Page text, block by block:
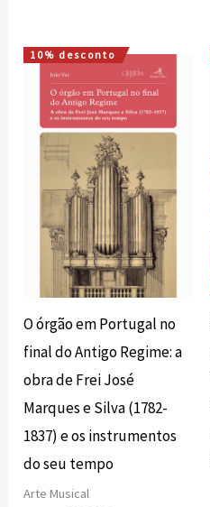
10% desconto
O órgão em Portugal no
final do Antigo Regime: a
obra de Frei José
Marques e Silva (1782-
1837) e os instrumentos
do seu tempo
Arte Musical
O
preço
original
era:
18,00 €.
O
preço
atual
é:
16,20 €.